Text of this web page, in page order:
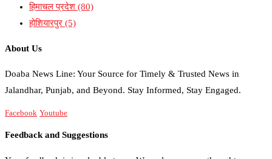
हिमाचल प्रदेश (80)
होशियारपुर (5)
About Us
Doaba News Line: Your Source for Timely & Trusted News in
Jalandhar, Punjab, and Beyond. Stay Informed, Stay Engaged.
Facebook Youtube
Feedback and Suggestions